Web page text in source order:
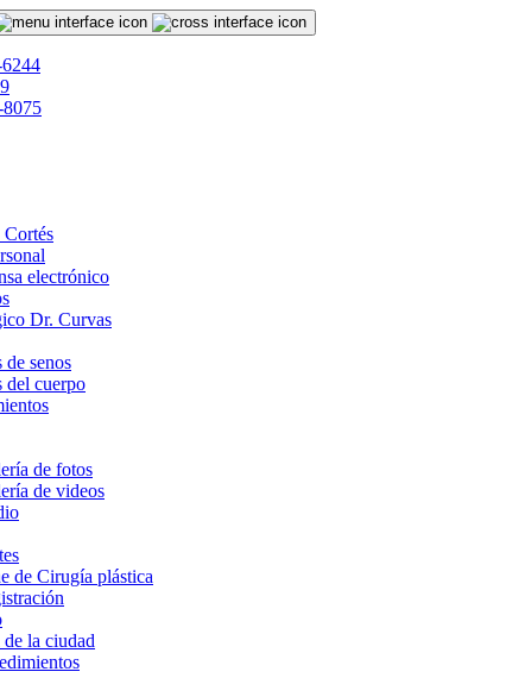
8075
electrónico
Dr. Curvas
de senos
del cuerpo
de fotos
de videos
de Cirugía plástica
de la ciudad